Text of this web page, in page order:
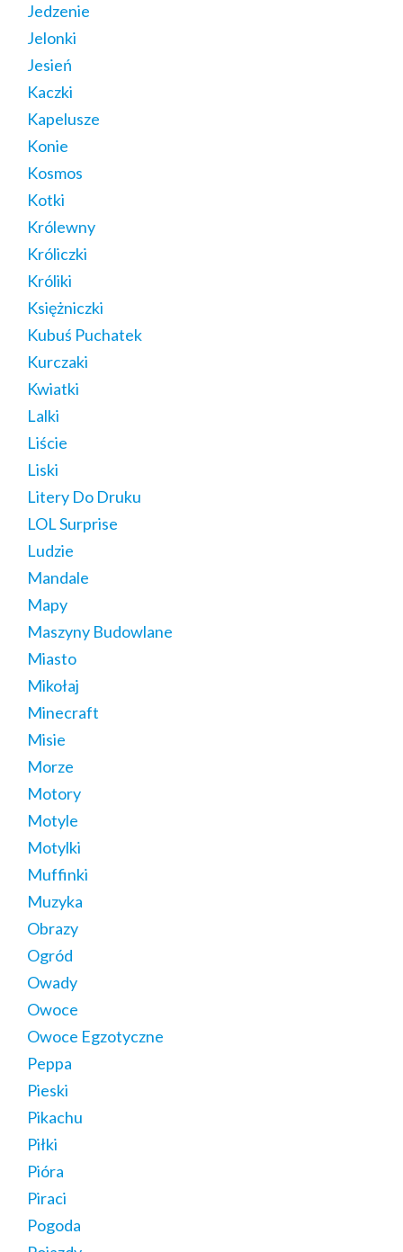
Jedzenie
Jelonki
Jesień
Kaczki
Kapelusze
Konie
Kosmos
Kotki
Królewny
Króliczki
Króliki
Księżniczki
Kubuś Puchatek
Kurczaki
Kwiatki
Lalki
Liście
Liski
Litery Do Druku
LOL Surprise
Ludzie
Mandale
Mapy
Maszyny Budowlane
Miasto
Mikołaj
Minecraft
Misie
Morze
Motory
Motyle
Motylki
Muffinki
Muzyka
Obrazy
Ogród
Owady
Owoce
Owoce Egzotyczne
Peppa
Pieski
Pikachu
Piłki
Pióra
Piraci
Pogoda